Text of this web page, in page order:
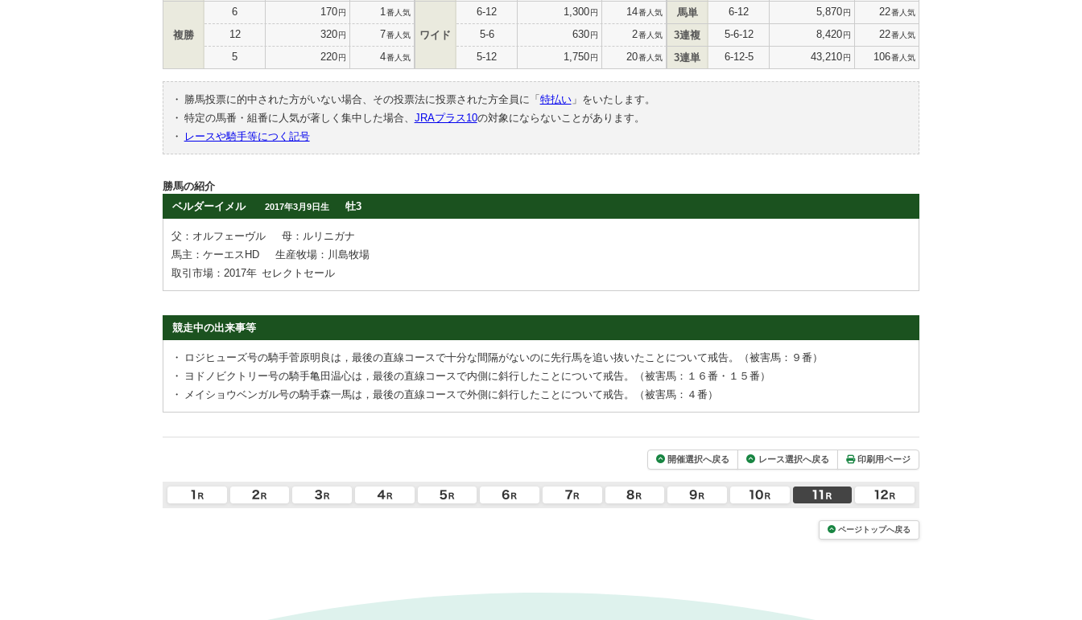
複勝
6 170円 1 番人気
12 320円 7番人気
5 220円 4番人気
ワイド
6-12 1,300円 14番人気
5-6 630円 2番人気
5-12 1,750円 20番人気
馬単 6-12 5,870円 22番人気
3連複 5-6-12 8,420円 22番人気
3連単 6-12-5 43,210円 106番人気
・ 勝馬投票に的中された方がいない場合、その投票法に投票された方全員に「 特払い」をいたします。
・ 特定の馬番・組番に人気が著しく集中した場合、 JRAプラス10の対象にならないことがあります。
・
レースや騎手等につく記号
勝馬の紹介
ベルダーイメル
2017年3月9日生 牡3
父：オルフェーヴル
母：ルリニガナ
馬主：ケーエスHD
生産牧場：川島牧場
取引市場：2017年 セレクトセール
競走中の出来事等
・
ロジヒューズ号の騎手菅原明良は，最後の直線コースで十分な間隔がないのに先行馬を追い抜いたことについて戒告。（被害馬：９番）
・
ヨドノビクトリー号の騎手亀田温心は，最後の直線コースで内側に斜行したことについて戒告。（被害馬：１６番・１５番）
・
メイショウベンガル号の騎手森一馬は，最後の直線コースで外側に斜行したことについて戒告。（被害馬：４番）
開催選択へ戻る レース選択へ戻る 印刷用ページ
ページトップへ戻る